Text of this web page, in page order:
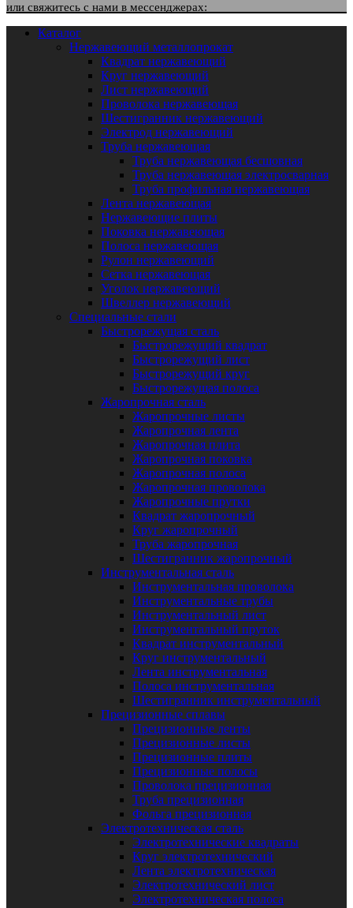
или свяжитесь с нами в мессенджерах:
Каталог
Нержавеющий металлопрокат
Квадрат нержавеющий
Круг нержавеющий
Лист нержавеющий
Проволока нержавеющая
Шестигранник нержавеющий
Электрод нержавеющий
Труба нержавеющая
Труба нержавеющая бесшовная
Труба нержавеющая электросварная
Труба профильная нержавеющая
Лента нержавеющая
Нержавеющие плиты
Поковка нержавеющая
Полоса нержавеющая
Рулон нержавеющий
Сетка нержавеющая
Уголок нержавеющий
Швеллер нержавеющий
Специальные стали
Быстрорежущая сталь
Быстрорежущий квадрат
Быстрорежущий лист
Быстрорежущий круг
Быстрорежущая полоса
Жаропрочная сталь
Жаропрочные листы
Жаропрочная лента
Жаропрочная плита
Жаропрочная поковка
Жаропрочная полоса
Жаропрочная проволока
Жаропрочные прутки
Квадрат жаропрочный
Круг жаропрочный
Труба жаропрочная
Шестигранник жаропрочный
Инструментальная сталь
Инструментальная проволока
Инструментальные трубы
Инструментальный лист
Инструментальный пруток
Квадрат инструментальный
Круг инструментальный
Лента инструментальная
Полоса инструментальная
Шестигранник инструментальный
Прецизионные сплавы
Прецизионные ленты
Прецизионные листы
Прецизионные плиты
Прецизионные полосы
Проволока прецизионная
Труба прецизионная
Фольга прецизионная
Электротехническая сталь
Электротехнические квадраты
Круг электротехнический
Лента электротехническая
Электротехнический лист
Электротехническая полоса